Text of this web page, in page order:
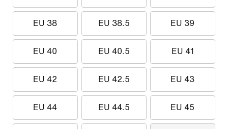
EU 38 EU 38.5 EU 39
EU 40 EU 40.5 EU 41
EU 42 EU 42.5 EU 43
EU 44 EU 44.5 EU 45